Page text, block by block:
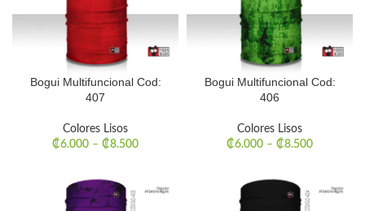
Bogui Multifuncional Cod:
407
Colores Lisos
₡6.000 – ₡8.500
Bogui Multifuncional Cod:
406
Colores Lisos
₡6.000 – ₡8.500